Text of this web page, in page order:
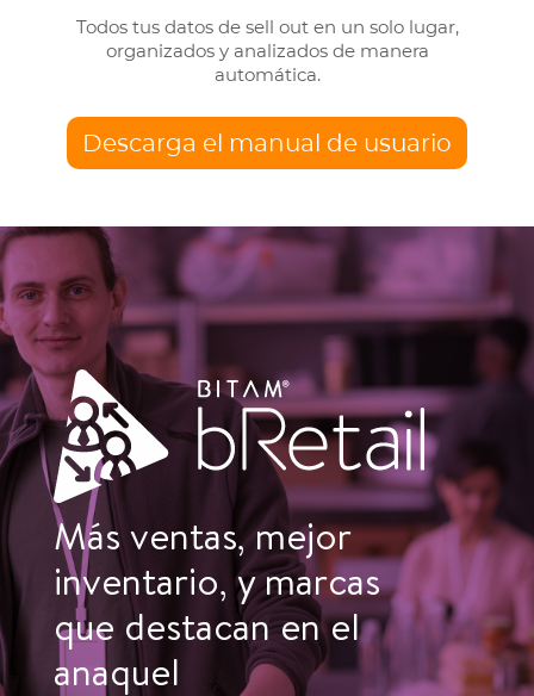
Todos tus datos de sell out en un solo lugar,
organizados y analizados de manera
automática.
Descarga el manual de usuario
Más ventas, mejor
inventario, y marcas
que destacan en el
anaquel